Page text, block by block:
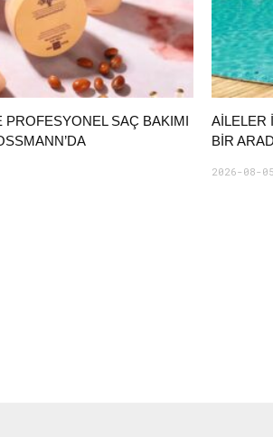
PROFESYONEL SAÇ BAKIMI
AILELER
BIR
2026-08-05